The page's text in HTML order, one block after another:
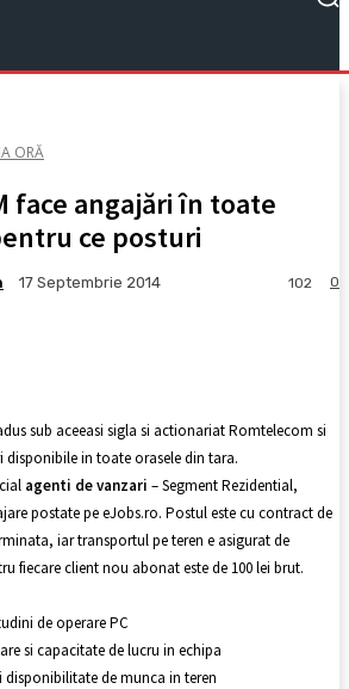
ORĂ
face angajări în toate
ce posturi
17 Septembrie 2014 0
102
sub aceeasi sigla si actionariat Romtelecom si
disponibile in toate orasele din tara.
agenti de vanzari – Segment Rezidential,
postate pe eJobs.ro. Postul este cu contract de
iar transportul pe teren e asigurat de
fiecare client nou abonat este de 100 lei brut.
de operare PC
si capacitate de lucru in echipa
disponibilitate de munca in teren